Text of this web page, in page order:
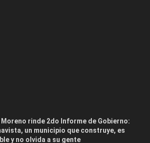
Moreno rinde 2do Informe de Gobierno:
un municipio que construye, es
y no olvida a su gente